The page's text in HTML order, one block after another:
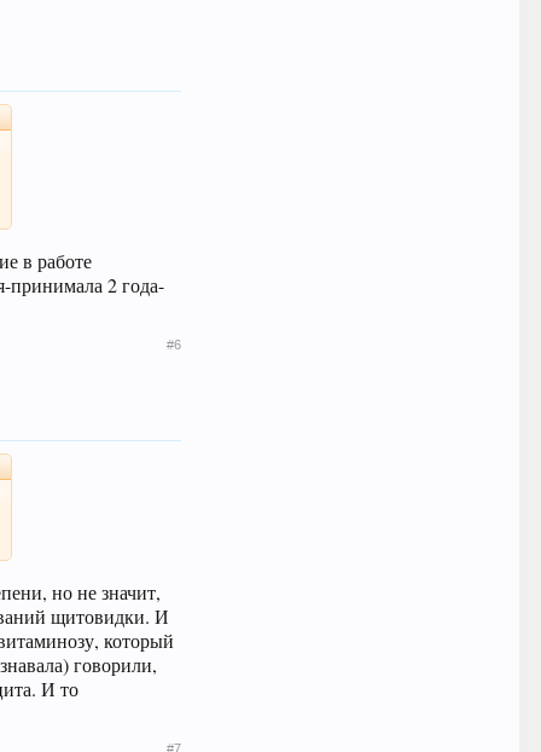
в работе
принимала 2 года-
#6
но не значит,
щитовидки. И
который
говорили,
И то
#7